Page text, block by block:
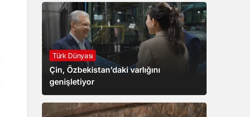
Türk Dünyası
Çin, Özbekistan’daki varlığını
genişletiyor